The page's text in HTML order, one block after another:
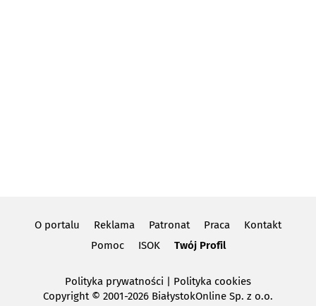
O portalu Reklama Patronat Praca
Kontakt
Pomoc
ISOK Twój Profil
Polityka prywatności
Polityka cookies
Copyright© 2001-2026 BiałystokOnline Sp. z o.o.